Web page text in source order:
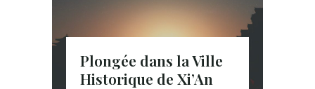
Plongée dans la Ville
Historique de Xi’An